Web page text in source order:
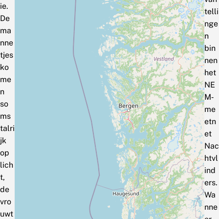
ie.
De
ma
nne
tjes
ko
me
n
so
ms
talri
jk
op
lich
t,
de
vro
uwt
telli
nge
n
bin
nen
het
NE
M‑
me
etn
et
Nac
htvl
ind
ers.
Wa
nne